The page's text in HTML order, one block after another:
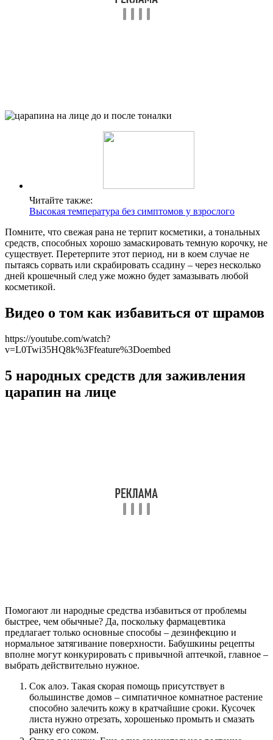
Читайте также:
Высокая температура без симптомов у взрослого
Помните, что свежая рана не терпит косметики, а тональных
средств, способных хорошо замаскировать темную корочку, не
существует. Перетерпите этот период, ни в коем случае не
пытаясь сорвать или скрабировать ссадину – через несколько
дней крошечный след уже можно будет замазывать любой
косметикой.
Видео о том как избавиться от шрамов
https://youtube.com/watch?
v=L0Twi35HQ8k%3Ffeature%3Doembed
5 народных средств для заживления
царапин на лице
Помогают ли народные средства избавиться от проблемы
быстрее, чем обычные? Да, поскольку фармацевтика
предлагает только основные способы – дезинфекцию и
нормальное затягивание поверхности. Бабушкины рецепты
вполне могут конкурировать с привычной аптечкой, главное –
выбрать действительно нужное.
Сок алоэ. Такая скорая помощь присутствует в
большинстве домов – симпатичное комнатное растение
способно залечить кожу в кратчайшие сроки. Кусочек
листа нужно отрезать, хорошенько промыть и смазать
ранку его соком.